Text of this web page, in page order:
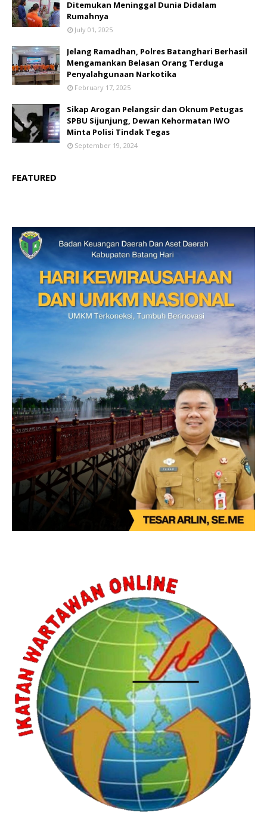
Ditemukan Meninggal Dunia Didalam
Rumahnya
July 01, 2025
Jelang Ramadhan, Polres Batanghari Berhasil
Mengamankan Belasan Orang Terduga
Penyalahgunaan Narkotika
February 17, 2025
Sikap Arogan Pelangsir dan Oknum Petugas
SPBU Sijunjung, Dewan Kehormatan IWO
Minta Polisi Tindak Tegas
September 19, 2024
FEATURED